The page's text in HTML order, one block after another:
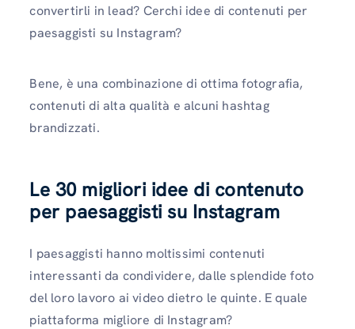
convertirli in lead? Cerchi idee di contenuti per
paesaggisti su Instagram?
Bene, è una combinazione di ottima fotografia,
contenuti di alta qualità e alcuni hashtag
brandizzati.
Le 30 migliori idee di contenuto
per paesaggisti su Instagram
I paesaggisti hanno moltissimi contenuti
interessanti da condividere, dalle splendide foto
del loro lavoro ai video dietro le quinte. E quale
piattaforma migliore di Instagram?